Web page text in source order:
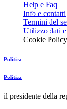
Help e Faq
Info e contatti
Termini del
Utilizzo dati
Cookie Policy
Politica
Politica
il presidente della